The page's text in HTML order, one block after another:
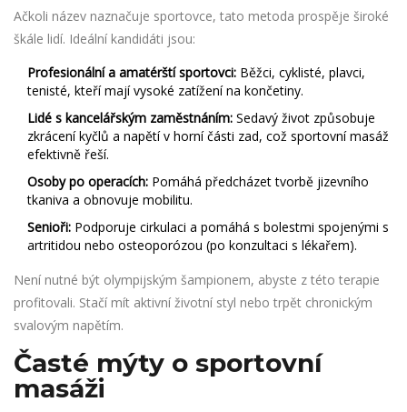
Ačkoli název naznačuje sportovce, tato metoda prospěje široké
škále lidí. Ideální kandidáti jsou:
Profesionální a amatérští sportovci: Běžci, cyklisté, plavci,
tenisté, kteří mají vysoké zatížení na končetiny.
Lidé s kancelářským zaměstnáním: Sedavý život způsobuje
zkrácení kyčlů a napětí v horní části zad, což sportovní masáž
efektivně řeší.
Osoby po operacích: Pomáhá předcházet tvorbě jizevního
tkaniva a obnovuje mobilitu.
Senioři: Podporuje cirkulaci a pomáhá s bolestmi spojenými s
artritidou nebo osteoporózou (po konzultaci s lékařem).
Není nutné být olympijským šampionem, abyste z této terapie
profitovali. Stačí mít aktivní životní styl nebo trpět chronickým
svalovým napětím.
Časté mýty o sportovní
masáži